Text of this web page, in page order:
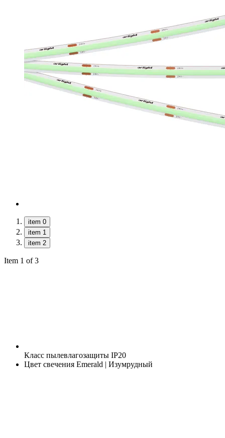
item 0
item 1
item 2
Item 1 of 3
Класс пылевлагозащиты IP20
Цвет свечения Emerald | Изумрудный